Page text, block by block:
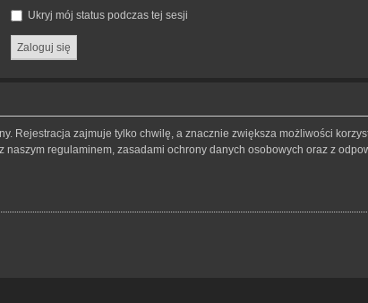
Ukryj mój status podczas tej sesji
Rejestracja zajmuje tylko chwilę, a znacznie zwiększa możliwości
regulaminem, zasadami ochrony danych osobowych oraz z